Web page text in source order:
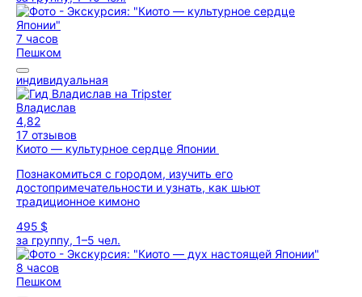
7 часов
Пешком
индивидуальная
Владислав
4,82
17 отзывов
Киото — культурное сердце Японии
Познакомиться с городом, изучить его
достопримечательности и узнать, как шьют
традиционное кимоно
495 $
за группу, 1–5 чел.
8 часов
Пешком